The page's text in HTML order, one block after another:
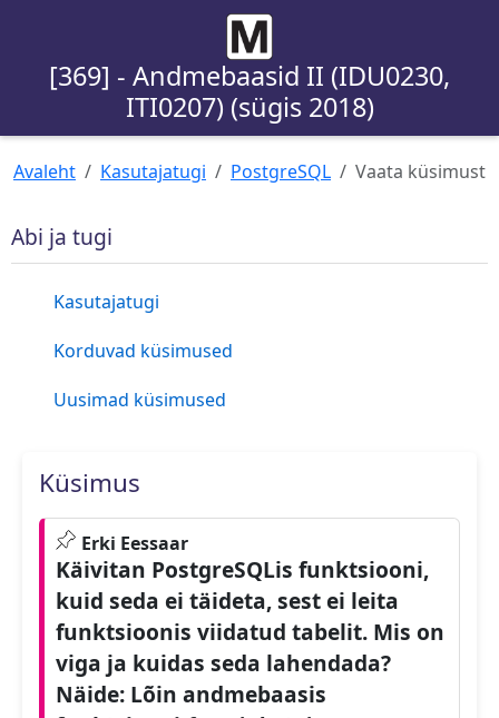
[369] - Andmebaasid II (IDU0230,
ITI0207) (sügis 2018)
Avaleht Kasutajatugi PostgreSQL Vaata küsimust
Abi ja tugi
Kasutajatugi
Korduvad küsimused
Uusimad küsimused
Küsimus
Erki Eessaar
Käivitan PostgreSQLis funktsiooni,
kuid seda ei täideta, sest ei leita
funktsioonis viidatud tabelit. Mis on
viga ja kuidas seda lahendada?
Näide: Lõin andmebaasis